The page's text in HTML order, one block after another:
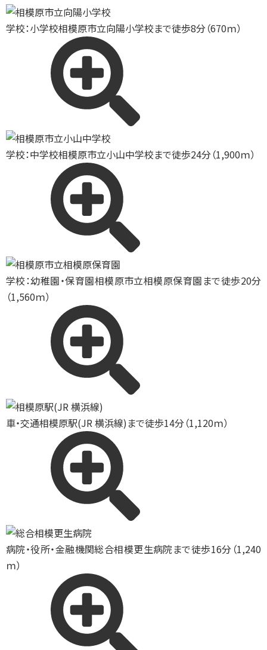
学校：小学校相模原市立向陽小学校まで徒歩8分（670ｍ）
学校：中学校相模原市立小山中学校まで徒歩24分（1,900ｍ）
学校：幼稚園・保育園相模原市立相模原保育園まで徒歩20分
（1,560ｍ）
車・交通相模原駅(JR 横浜線)まで徒歩14分（1,120ｍ）
病院・役所・金融機関総合相模更生病院まで徒歩16分（1,240
ｍ）